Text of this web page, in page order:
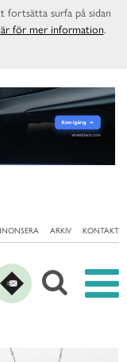
ARKIV KONTAKT
fortsätta surfa på sidan
för mer information.